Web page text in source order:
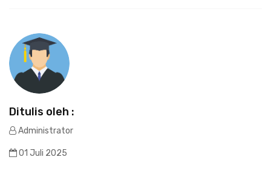
Ditulis oleh :
Administrator
01 Juli 2025